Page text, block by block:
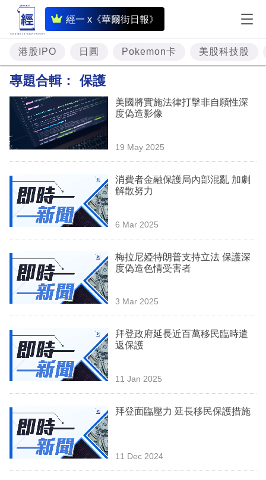
經一 x《華爾街日報》
即
時
財
經
題
投
資
理
業
科
技
場
生
時
事
港股IPO 日圓 Pokemon卡 美股科技股
專題合輯： 保護
美國將實施法律打擊非自願性深
度偽造影像
19 May 2025
消費者金融保護局內部混亂 加劇
解散努力
6 Mar 2025
梅拉尼婭特朗普支持立法 保護深
度偽造色情受害者
3 Mar 2025
拜登政府延長近百萬移民臨時遣
返保護
11 Jan 2025
拜登面臨壓力 延長移民保護措施
11 Dec 2024